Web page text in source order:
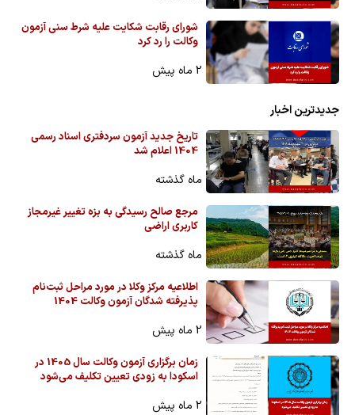
شورای رقابت شکایت علیه شرط سنی آزمون
وکالت را رد کرد
2 ماه پیش
جدیدترین اخبار
تاریخ جدید آزمون سردفتری اسناد رسمی
1404 اعلام شد
ماه گذشته
مرجع صالح رسیدگی به بزه تغییر غیرمجاز
کاربری اراضی
ماه گذشته
اطلاعیه مرکز وکلا در مورد مراحل ثبت‌نام
پذیرفته شدگان آزمون وکالت 1404
2 ماه پیش
زمان برگزاری آزمون وکالت سال 1405 در
اسکودا به زودی تعیین تکلیف می‌شود
2 ماه پیش